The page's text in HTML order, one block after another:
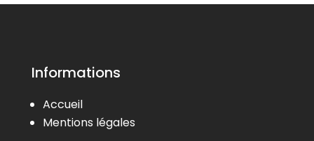
Informations
Accueil
Mentions légales